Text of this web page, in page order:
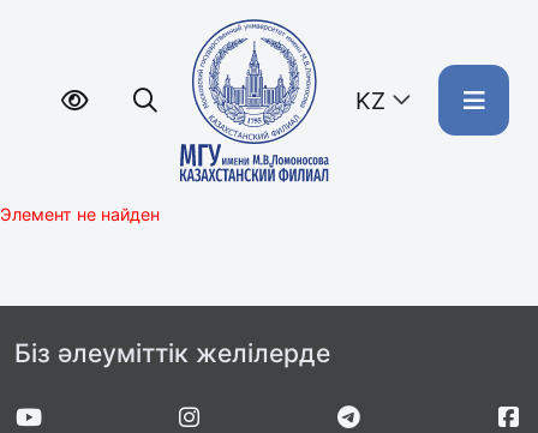
KZ
Элемент не найден
Біз әлеуміттік желілерде